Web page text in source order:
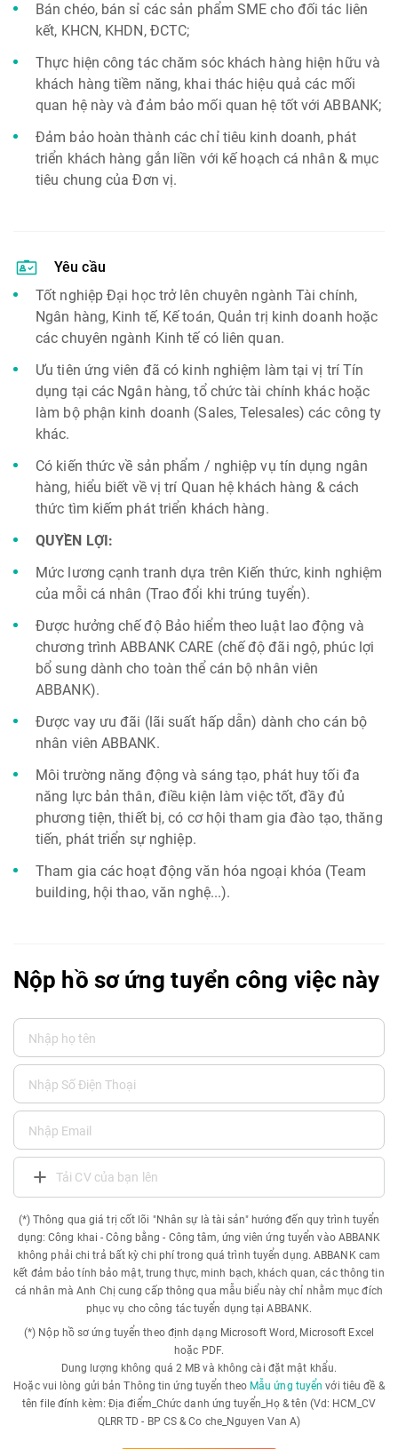
Bán chéo, bán sỉ các sản phẩm SME cho đối tác liên
kết, KHCN, KHDN, ĐCTC;
Thực hiện công tác chăm sóc khách hàng hiện hữu và
khách hàng tiềm năng, khai thác hiệu quả các mối
quan hệ này và đảm bảo mối quan hệ tốt với ABBANK;
Đảm bảo hoàn thành các chỉ tiêu kinh doanh, phát
triển khách hàng gắn liền với kế hoạch cá nhân & mục
tiêu chung của Đơn vị.
Yêu cầu
Tốt nghiệp Đại học trở lên chuyên ngành Tài chính,
Ngân hàng, Kinh tế, Kế toán, Quản trị kinh doanh hoặc
các chuyên ngành Kinh tế có liên quan.
Ưu tiên ứng viên đã có kinh nghiệm làm tại vị trí Tín
dụng tại các Ngân hàng, tổ chức tài chính khác hoặc
làm bộ phận kinh doanh (Sales, Telesales) các công ty
khác.
Có kiến thức về sản phẩm / nghiệp vụ tín dụng ngân
hàng, hiểu biết về vị trí Quan hệ khách hàng & cách
thức tìm kiếm phát triển khách hàng.
QUYỀN LỢI:
Mức lương cạnh tranh dựa trên Kiến thức, kinh nghiệm
của mỗi cá nhân (Trao đổi khi trúng tuyển).
Được hưởng chế độ Bảo hiểm theo luật lao động và
chương trình ABBANK CARE (chế độ đãi ngộ, phúc lợi
bổ sung dành cho toàn thể cán bộ nhân viên
ABBANK).
Được vay ưu đãi (lãi suất hấp dẫn) dành cho cán bộ
nhân viên ABBANK.
Môi trường năng động và sáng tạo, phát huy tối đa
năng lực bản thân, điều kiện làm việc tốt, đầy đủ
phương tiện, thiết bị, có cơ hội tham gia đào tạo, thăng
tiến, phát triển sự nghiệp.
Tham gia các hoạt động văn hóa ngoại khóa (Team
building, hội thao, văn nghệ...).
Nộp hồ sơ ứng tuyển công việc này
Tải CV của bạn lên
(*) Thông qua giá trị cốt lõi "Nhân sự là tài sản" hướng đến quy trình tuyển
dụng: Công khai - Công bằng - Công tâm, ứng viên ứng tuyển vào ABBANK
không phải chi trả bất kỳ chi phí trong quá trình tuyển dụng. ABBANK cam
kết đảm bảo tính bảo mật, trung thực, minh bạch, khách quan, các thông tin
cá nhân mà Anh Chị cung cấp thông qua mẫu biểu này chỉ nhằm mục đích
phục vụ cho công tác tuyển dụng tại ABBANK.
(*) Nộp hồ sơ ứng tuyển theo định dạng Microsoft Word, Microsoft Excel
hoặc PDF.
Dung lượng không quá 2 MB và không cài đặt mật khẩu.
Hoặc vui lòng gửi bản Thông tin ứng tuyển theo Mẫu ứng tuyển với tiêu đề &
tên file đính kèm: Địa điểm_Chức danh ứng tuyển_Họ & tên (Vd: HCM_CV
QLRR TD - BP CS & Co che_Nguyen Van A)